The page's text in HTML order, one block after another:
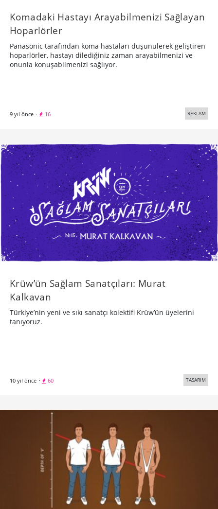
Komadaki Hastayı Arayabilmenizi Sağlayan
Hoparlörler
Panasonic tarafından koma hastaları düşünülerek geliştiren
hoparlörler, hastayı dilediğiniz zaman arayabilmenizi ve
onunla konuşabilmenizi sağlıyor.
9 yıl önce · 16 REKLAM
Krüw’ün Sağlam Sanatçıları: Murat
Kalkavan
Türkiye’nin yeni ve sıkı sanatçı kolektifi Krüw’ün üyelerini
tanıyoruz.
10 yıl önce · 60 TASARIM